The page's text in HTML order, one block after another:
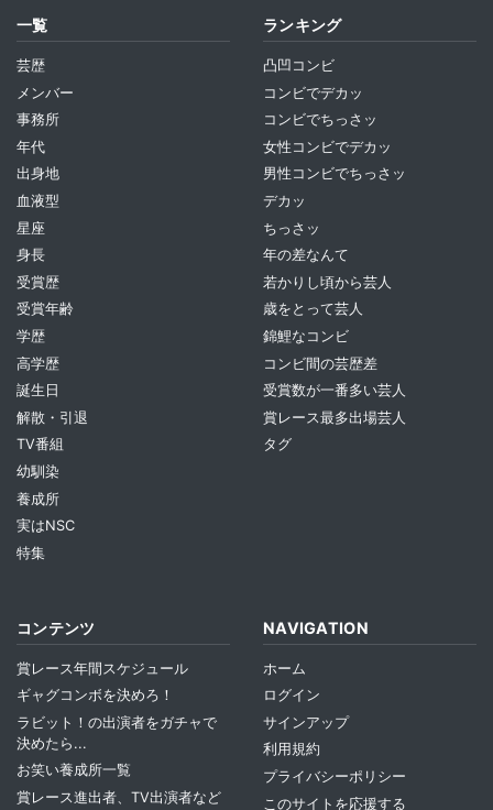
一覧
芸歴
メンバー
事務所
年代
出身地
血液型
星座
身長
受賞歴
受賞年齢
学歴
高学歴
誕生日
解散・引退
TV番組
幼馴染
養成所
実はNSC
特集
ランキング
凸凹コンビ
コンビでデカッ
コンビでちっさッ
女性コンビでデカッ
男性コンビでちっさッ
デカッ
ちっさッ
年の差なんて
若かりし頃から芸人
歳をとって芸人
錦鯉なコンビ
コンビ間の芸歴差
受賞数が一番多い芸人
賞レース最多出場芸人
タグ
コンテンツ
賞レース年間スケジュール
ギャグコンボを決めろ！
ラビット！の出演者をガチャで
決めたら...
お笑い養成所一覧
賞レース進出者、TV出演者など
NAVIGATION
ホーム
ログイン
サインアップ
利用規約
プライバシーポリシー
このサイトを応援する